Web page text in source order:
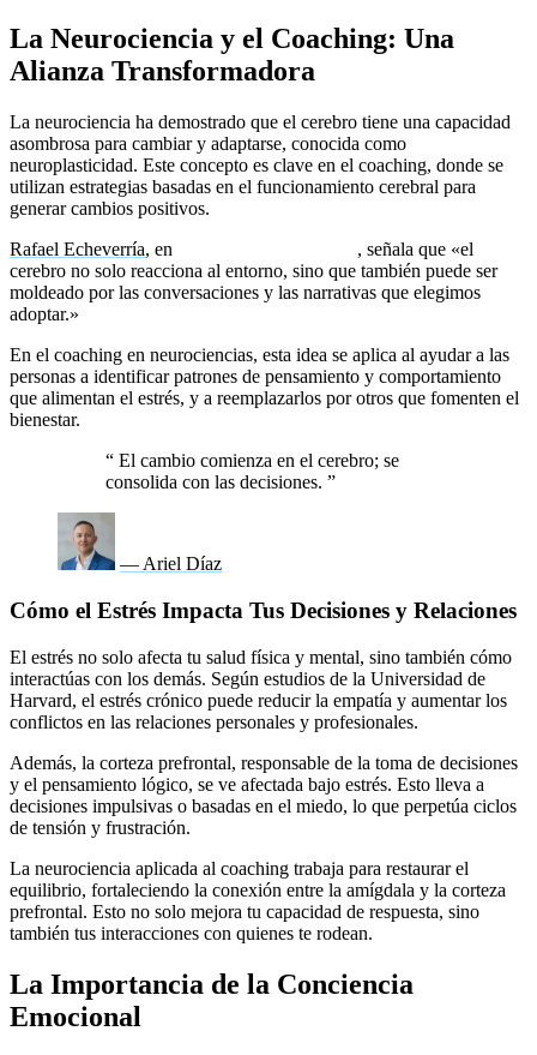
La Neurociencia y el Coaching: Una
Alianza Transformadora
La neurociencia ha demostrado que el cerebro tiene una capacidad
asombrosa para cambiar y adaptarse, conocida como
neuroplasticidad. Este concepto es clave en el coaching, donde se
utilizan estrategias basadas en el funcionamiento cerebral para
generar cambios positivos.
Rafael Echeverría, en
, señala que «el
cerebro no solo reacciona al entorno, sino que también puede ser
moldeado por las conversaciones y las narrativas que elegimos
adoptar.»
En el coaching en neurociencias, esta idea se aplica al ayudar a las
personas a identificar patrones de pensamiento y comportamiento
que alimentan el estrés, y a reemplazarlos por otros que fomenten el
bienestar.
“ El cambio comienza en el cerebro; se
consolida con las decisiones. ”
— Ariel Díaz
Cómo el Estrés Impacta Tus Decisiones y Relaciones
El estrés no solo afecta tu salud física y mental, sino también cómo
interactúas con los demás. Según estudios de la Universidad de
Harvard, el estrés crónico puede reducir la empatía y aumentar los
conflictos en las relaciones personales y profesionales.
Además, la corteza prefrontal, responsable de la toma de decisiones
y el pensamiento lógico, se ve afectada bajo estrés. Esto lleva a
decisiones impulsivas o basadas en el miedo, lo que perpetúa ciclos
de tensión y frustración.
La neurociencia aplicada al coaching trabaja para restaurar el
equilibrio, fortaleciendo la conexión entre la amígdala y la corteza
prefrontal. Esto no solo mejora tu capacidad de respuesta, sino
también tus interacciones con quienes te rodean.
La Importancia de la Conciencia
Emocional